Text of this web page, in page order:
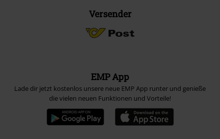
Versender
EMP App
Lade dir jetzt kostenlos unsere neue EMP App runter und genieße
die vielen neuen Funktionen und Vorteile!